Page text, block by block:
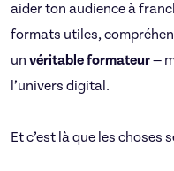
aider ton audience à
formats utiles,
un véritable formateur—
l’univers digital.
Et c’est là que les choses